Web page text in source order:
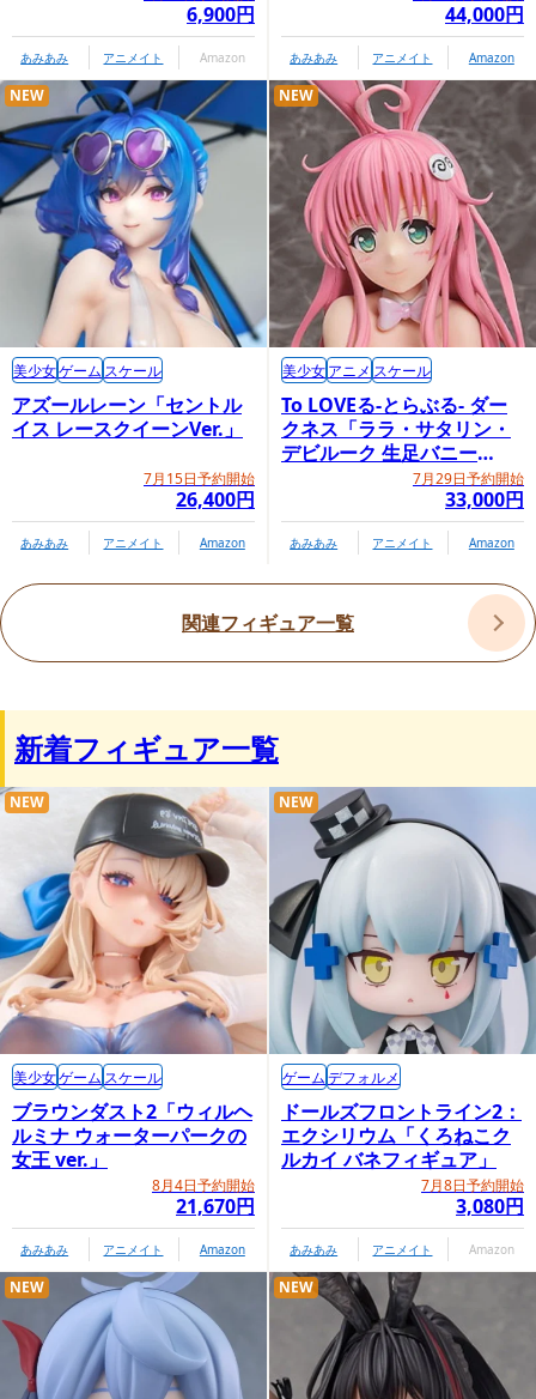
プレミアムバンダイ内商品購入ページ
6,900円
あみあみ アニメイト Amazon
44,000円
あみあみ アニメイト Amazon
アズールレーン「セントル
イス レースクイーンVer.」
7月15日予約開始
26,400円
NEW
美少女ゲーム スケール
あみあみ アニメイト Amazon
To LOVEる-とらぶる- ダー
クネス「ララ・サタリン・
デビルーク 生足バニー
7月29日予約開始
33,000円
NEW
美少女アニメ スケール
あみあみ アニメイト Amazon
関連フィギュア一覧
新着フィギュア一覧
ブラウンダスト2「ウィルヘ
ルミナ ウォーターパークの
女王 ver.」
8月4日予約開始
21,670円
NEW
美少女ゲーム スケール
あみあみ アニメイト Amazon
ドールズフロントライン2：
エクシリウム「くろねこク
ルカイ バネフィギュア」
7月8日予約開始
3,080円
NEW
ゲームデフォルメ
あみあみ アニメイト Amazon
NEW NEW